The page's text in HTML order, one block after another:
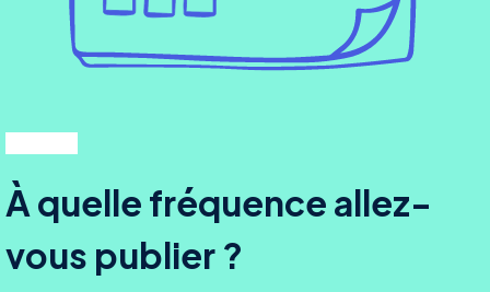
À quelle fréquence allez-
vous publier ?